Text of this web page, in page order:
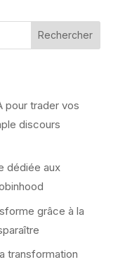
Rechercher
pour trader vos
discours
dédiée aux
grâce à la
transformation